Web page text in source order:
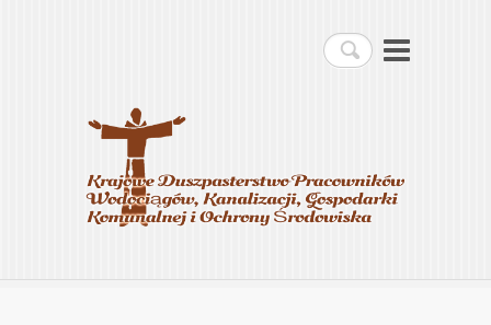
Szukaj
Krajowe Duszpasterstwo
Pracowników
Wodociągów, Kanalizacji,
Gospodarki Komunalnej i
Ochrony Środowiska